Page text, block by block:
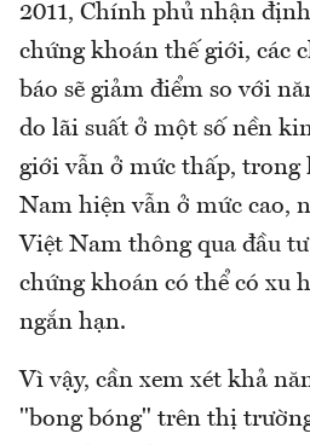
2011, Chính phủ nhận
chứng khoán thế giới, các
báo sẽ giảm điểm so với
do lãi suất ở một số nền
giới vẫn ở mức thấp, trong
Nam hiện vẫn ở mức cao,
Việt Nam thông qua đầu
chứng khoán có thể có xu
ngắn hạn.
Vì vậy, cần xem xét khả
"bong bóng" trên thị